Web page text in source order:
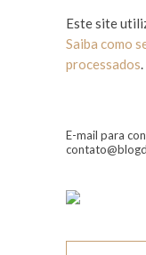
Este site
Saiba como
processados.
E-mail para